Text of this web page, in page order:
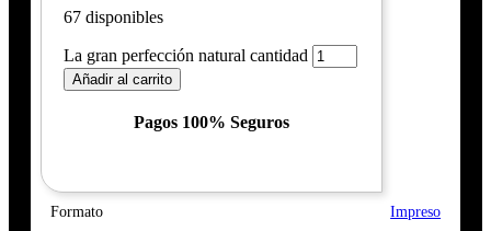
67 disponibles
La gran perfección natural cantidad
Añadir al carrito
Pagos 100% Seguros
Formato
Impreso